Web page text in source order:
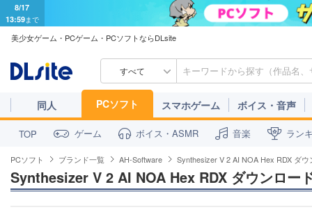
8/17
13:59まで
美少女ゲーム・PCゲーム・PCソフトならDLsite
すべて
同人 PCソフト スマホゲーム ボイス・音声
TOP ゲーム ボイス・ASMR 音楽 ラン
PCソフト ブランド一覧 AH-Software Synthesizer V 2 AI NOA Hex RDX ダウ
Synthesizer V 2 AI NOA Hex RDX ダウンロー